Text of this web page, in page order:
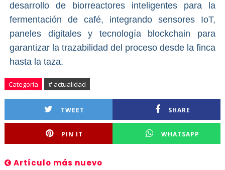
desarrollo de biorreactores inteligentes para la
fermentación de café, integrando sensores IoT,
paneles digitales y tecnología blockchain para
garantizar la trazabilidad del proceso desde la finca
hasta la taza.
Categoría # actualidad
TWEET SHARE
PIN IT WHATSAPP
Artículo más nuevo